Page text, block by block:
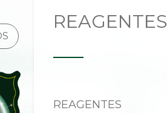
REAGENTES
REAGENTES